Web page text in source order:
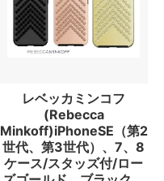
レベッカミンコフ
(Rebecca
Minkoff)iPhoneSE（第2
世代、第3世代）、7、8
ケース/スタッズ付/ロー